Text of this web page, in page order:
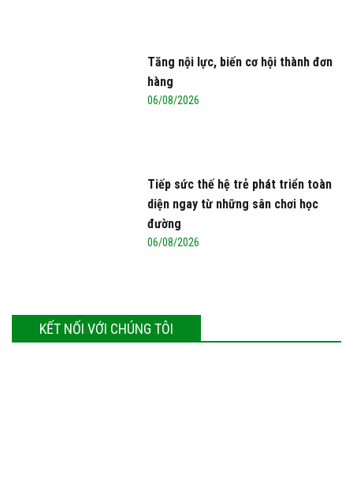
Tăng nội lực, biến cơ hội thành đơn
hàng
06/08/2026
Tiếp sức thế hệ trẻ phát triển toàn
diện ngay từ những sân chơi học
đường
06/08/2026
KẾT NỐI VỚI CHÚNG TÔI